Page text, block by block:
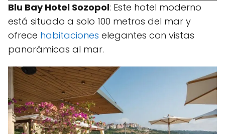
Blu Bay Hotel Sozopol: Este hotel moderno
está situado a solo 100 metros del mar y
ofrece habitaciones elegantes con vistas
panorámicas al mar.